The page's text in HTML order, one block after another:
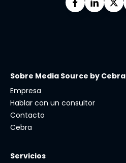
Sobre Media Source by Cebra
Empresa
Hablar con un consultor
Contacto
Cebra
Servicios